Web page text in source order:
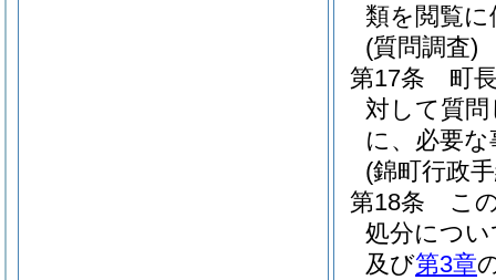
類を閲覧
(質問調査)
第17条
町
対して質
に、必要
(錦町行政
第18条
こ
処分につ
及び第3章